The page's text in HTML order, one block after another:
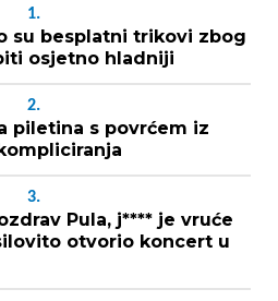
1.
su besplatni trikovi zbog
osjetno hladniji
2.
piletina s povrćem iz
3.
Pula, j**** je vruće
otvorio koncert u